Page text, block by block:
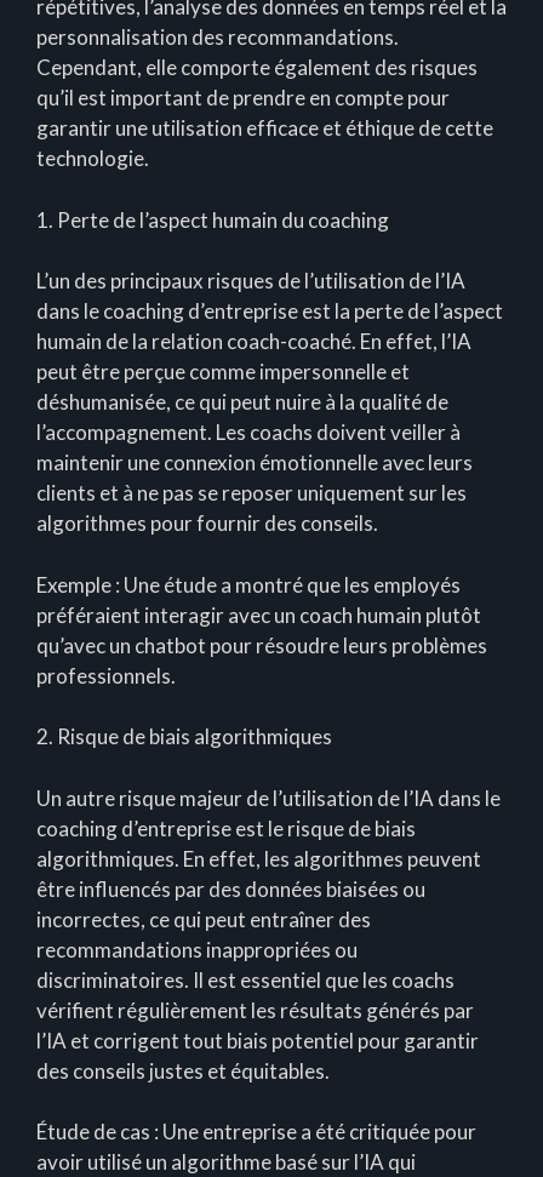
répétitives, l’analyse des données en temps réel et la
personnalisation des recommandations.
Cependant, elle comporte également des risques
qu’il est important de prendre en compte pour
garantir une utilisation efficace et éthique de cette
technologie.
1. Perte de l’aspect humain du coaching
L’un des principaux risques de l’utilisation de l’IA
dans le coaching d’entreprise est la perte de l’aspect
humain de la relation coach-coaché. En effet, l’IA
peut être perçue comme impersonnelle et
déshumanisée, ce qui peut nuire à la qualité de
l’accompagnement. Les coachs doivent veiller à
maintenir une connexion émotionnelle avec leurs
clients et à ne pas se reposer uniquement sur les
algorithmes pour fournir des conseils.
Exemple : Une étude a montré que les employés
préféraient interagir avec un coach humain plutôt
qu’avec un chatbot pour résoudre leurs problèmes
professionnels.
2. Risque de biais algorithmiques
Un autre risque majeur de l’utilisation de l’IA dans le
coaching d’entreprise est le risque de biais
algorithmiques. En effet, les algorithmes peuvent
être influencés par des données biaisées ou
incorrectes, ce qui peut entraîner des
recommandations inappropriées ou
discriminatoires. Il est essentiel que les coachs
vérifient régulièrement les résultats générés par
l’IA et corrigent tout biais potentiel pour garantir
des conseils justes et équitables.
Étude de cas : Une entreprise a été critiquée pour
avoir utilisé un algorithme basé sur l’IA qui